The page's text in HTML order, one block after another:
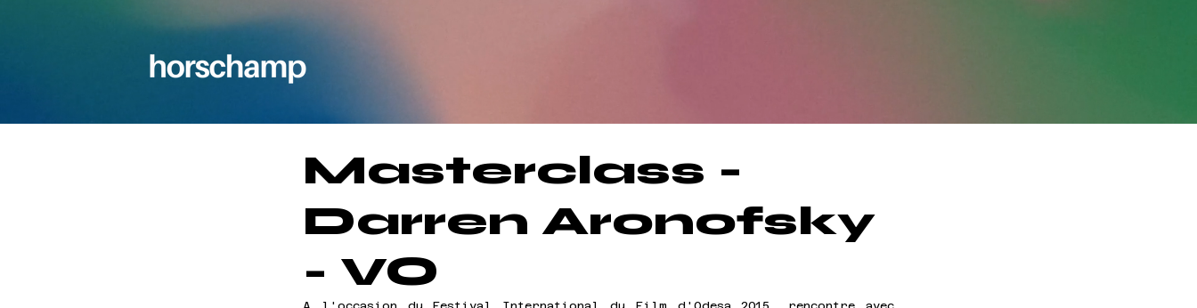
Masterclass -
Darren Aronofsky
- VO